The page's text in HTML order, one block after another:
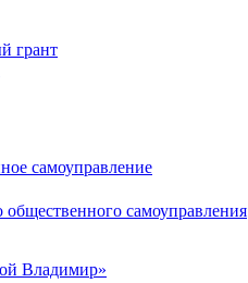
грант
самоуправление
самоуправления
Владимир»